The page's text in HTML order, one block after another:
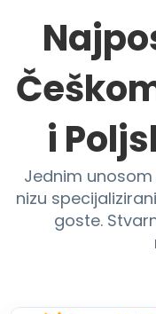
i
Jednim
nizu
goste.